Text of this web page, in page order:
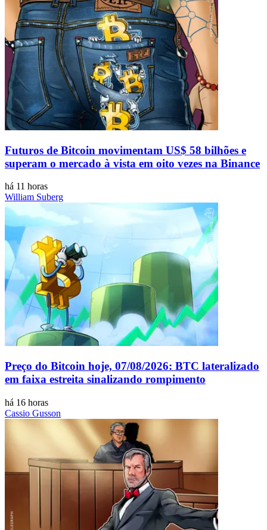
Futuros de Bitcoin movimentam US$ 58 bilhões e
superam o mercado à vista em oito vezes na Binance
há 11 horas
William Suberg
Preço do Bitcoin hoje, 07/08/2026: BTC lateralizado
em faixa estreita sinalizando rompimento
há 16 horas
Cassio Gusson